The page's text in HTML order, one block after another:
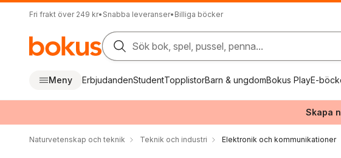
Fri frakt över 249 kr• Snabba leveranser• Billiga böcker
Sök bok, spel, pussel, penna...
Meny ErbjudandenStudentTopplistorBarn & ungdomBokus PlayE-
Skapa
Naturvetenskap och teknik Teknik och industri Elektronik och kommunikationer